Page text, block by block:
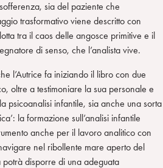
sia del paziente che
trasformativo viene descritto con
tra il caos delle angosce primitive e il
di senso, che l’analista vive.
l’Autrice fa iniziando il libro con due
oltre a testimoniare la sua personale e
psicoanalisi infantile, sia anche una sorta
la formazione sull’analisi infantile
anche per il lavoro analitico con
nel ribollente mare aperto del
disporre di una adeguata